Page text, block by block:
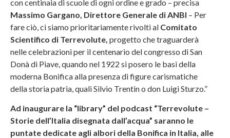
con centinaia di scuole di ogni ordine e grado – precisa
Massimo Gargano, Direttore Generale di ANBI – Per
fare ciò, ci siamo prioritariamente rivolti al Comitato
Scientifico di Terrevolute, progetto che traguarderà
nelle celebrazioni per il centenario del congresso di San
Donà di Piave, quando nel 1922 si posero le basi della
moderna Bonifica alla presenza di figure carismatiche
della storia patria, quali Silvio Trentin o don Luigi Sturzo.”
Ad inaugurare la “library” del podcast “Terrevolute –
Storie dell’Italia disegnata dall’acqua” saranno le
puntate dedicate agli albori della Bonifica in Italia, alle